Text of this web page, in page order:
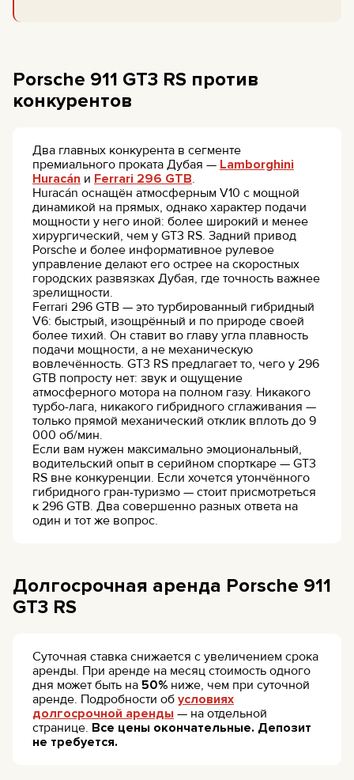
Porsche 911 GT3 RS против
конкурентов
Два главных конкурента в сегменте
премиального проката Дубая — Lamborghini
Huracán и Ferrari 296 GTB.
Huracán оснащён атмосферным V10 с мощной
динамикой на прямых, однако характер подачи
мощности у него иной: более широкий и менее
хирургический, чем у GT3 RS. Задний привод
Porsche и более информативное рулевое
управление делают его острее на скоростных
городских развязках Дубая, где точность важнее
зрелищности.
Ferrari 296 GTB — это турбированный гибридный
V6: быстрый, изощрённый и по природе своей
более тихий. Он ставит во главу угла плавность
подачи мощности, а не механическую
вовлечённость. GT3 RS предлагает то, чего у 296
GTB попросту нет: звук и ощущение
атмосферного мотора на полном газу. Никакого
турбо-лага, никакого гибридного сглаживания —
только прямой механический отклик вплоть до 9
000 об/мин.
Если вам нужен максимально эмоциональный,
водительский опыт в серийном спорткаре — GT3
RS вне конкуренции. Если хочется утончённого
гибридного гран-туризмо — стоит присмотреться
к 296 GTB. Два совершенно разных ответа на
один и тот же вопрос.
Долгосрочная аренда Porsche 911
GT3 RS
Суточная ставка снижается с увеличением срока
аренды. При аренде на месяц стоимость одного
дня может быть на 50% ниже, чем при суточной
аренде. Подробности об условиях
долгосрочной аренды — на отдельной
странице. Все цены окончательные. Депозит
не требуется.